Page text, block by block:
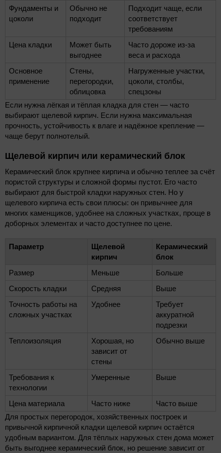
Фундаменты и
цоколи
Обычно не
подходит
Подходит чаще, если
соответствует
требованиям
Цена кладки
Может быть
выгоднее
Часто дороже из-за
веса и расхода
Основное
применение
Стены,
перегородки,
облицовка
Нагруженные участки,
цоколи, столбы,
спецзоны
Если нужна лёгкая и тёплая кладка для стен — часто
выбирают щелевой кирпич. Если нужна максимальная
прочность, устойчивость к влаге и надёжное крепление —
чаще берут полнотелый.
Щелевой кирпич или керамический блок
Керамический блок крупнее кирпича и обычно теплее за счёт
пористой структуры и сложной формы пустот. Его часто
выбирают для быстрой кладки наружных стен. Но у
щелевого кирпича есть свои плюсы: он привычнее для
многих каменщиков, удобнее на сложных участках, проще в
доборных элементах и часто доступнее по цене.
Параметр
Щелевой
кирпич
Керамический
блок
Размер
Меньше
Больше
Скорость кладки
Средняя
Выше
Точность работы на
сложных участках
Удобнее
Требует
аккуратной
подрезки
Теплоизоляция
Хорошая, но
зависит от
стены
Обычно выше
Требования к
технологии
Умеренные Выше
Цена материала Часто ниже
Часто выше
Для простых перегородок, хозяйственных построек и
привычной кирпичной кладки щелевой кирпич остаётся
удобным вариантом. Для тёплых наружных стен дома может
быть выгоднее керамический блок, но решение зависит от